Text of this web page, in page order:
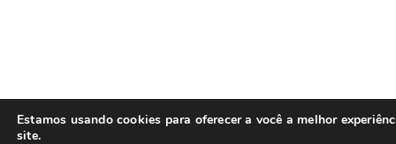
Estamos usando cookies para oferecer a você a melhor
site.